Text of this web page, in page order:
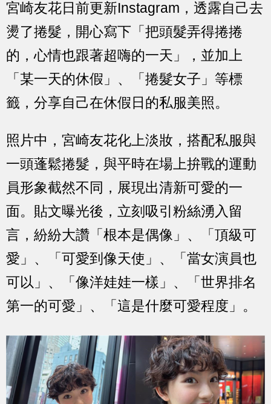
宮崎友花日前更新Instagram，透露自己去
燙了捲髮，開心寫下「把頭髮弄得捲捲
的，心情也跟著超嗨的一天」，並加上
「某一天的休假」、「捲髮女子」等標
籤，分享自己在休假日的私服美照。
照片中，宮崎友花化上淡妝，搭配私服與
一頭蓬鬆捲髮，與平時在場上拚戰的運動
員形象截然不同，展現出清新可愛的一
面。貼文曝光後，立刻吸引粉絲湧入留
言，紛紛大讚「根本是偶像」、「頂級可
愛」、「可愛到像天使」、「當女演員也
可以」、「像洋娃娃一樣」、「世界排名
第一的可愛」、「這是什麼可愛程度」。